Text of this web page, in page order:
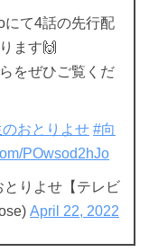
にて4話の先行配
ます🙌
をぜひご覧くだ
おとりよせ #向
POwsod2hJo
りよせ【テレビ
April 22, 2022